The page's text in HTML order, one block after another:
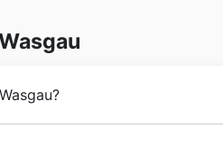
die Vielfalt an
und werden in den